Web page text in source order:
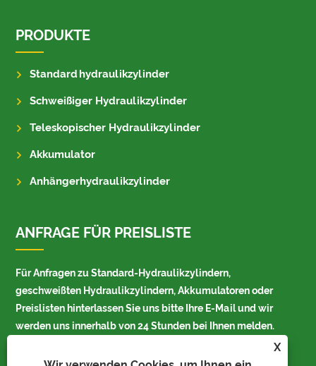
X
PRODUKTE
Standardhydraulikzylinder
Schweißiger Hydraulikzylinder
Teleskopischer Hydraulikzylinder
Akkumulator
Anhängerhydraulikzylinder
ANFRAGE FÜR PREISLISTE
Für Anfragen zu Standard-Hydraulikzylindern,
geschweißten Hydraulikzylindern, Akkumulatoren oder
Preislisten hinterlassen Sie uns bitte Ihre E-Mail und wir
werden uns innerhalb von 24 Stunden bei Ihnen melden.